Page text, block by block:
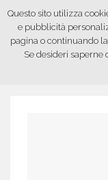
Questo sito utilizza
e pubblicità
pagina o continuando
Se desideri saperne